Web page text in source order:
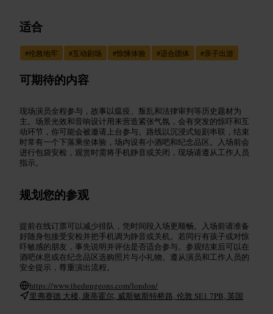
适合
#伦敦地牢 #互动剧场 #惊悚体验 #适合团体 #亲子出游
可期待的内容
现场演员全程参与，故事以瘟疫、叛乱和法律审判等历史题材为
主。场景光效和音响设计用来营造紧张气氛，会有突发的惊吓和互
动环节，你可能会被邀请上台参与。路线以沉浸式短剧串联，结束
时常有一个下落乘坐体验，场内设有小酒吧和纪念品区。入场前会
进行包袋安检，观赏时需将手机静音或关闭，现场请遵从工作人员
指示。
规划您的参观
提前在线订票可以减少排队，凭时间段入场更顺畅。入场前请准备
好随身包接受安检并把手机调为静音或关机。若同行有孩子或对惊
吓敏感的朋友，事先说明并评估是否适合参与。参观结束后可以在
酒吧休息或在纪念品区选购照片与小礼物。遵从演员和工作人员的
安全提示，尊重演出流程。
https://www.thedungeons.com/london/
里弗赛德 大楼, 康蒂霍尔, 威斯敏斯特桥路, 伦敦 SE1 7PB, 英国